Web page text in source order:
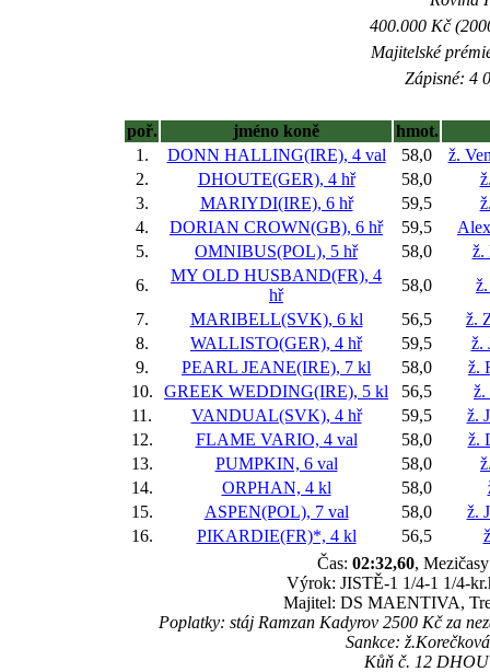
400.000 Kč
Majitelské
Zápisné: 4
poř. jméno koně
hmot.
1.
DONN HALLING(IRE), 4 val 58,0
ž.
2.
DHOUTE(GER), 4 hř 58,0
3.
MARIYDI(IRE), 6 hř 59,5
4.
DORIAN CROWN(GB), 6 hř 59,5
5.
OMNIBUS(POL), 5 hř 58,0
ž.
6.
MY OLD HUSBAND(FR), 4
hř
58,0
7.
MARIBELL(SVK), 6 kl 56,5
ž.
8.
WALLISTO(GER), 4 hř 59,5
ž.
9.
PEARL JEANE(IRE), 7 kl 58,0
ž.
10.
GREEK WEDDING(IRE), 5 kl 56,5
ž.
11.
VANDUAL(SVK), 4 hř 59,5
ž.
12.
FLAME VARIO, 4 val 58,0
ž.
13.
PUMPKIN, 6 val 58,0
14.
ORPHAN, 4 kl 58,0
15.
ASPEN(POL), 7 val 58,0
ž.
16.
PIKARDIE(FR)*, 4 kl 56,5
Čas: 02:32,60,
Výrok: JISTĚ-1 1/4-1 1/4-
Majitel: DS MAENTIVA,
Poplatky: stáj Ramzan Kadyrov 2500 Kč za
Sankce:
Kůň č. 12